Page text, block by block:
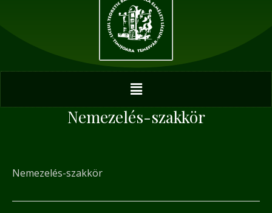
Menu
Nemezelés-szakkör
Nemezelés-szakkör